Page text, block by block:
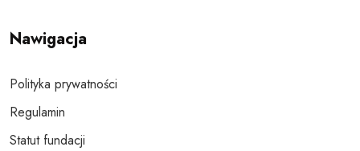
Nawigacja
Polityka prywatności
Regulamin
Statut fundacji